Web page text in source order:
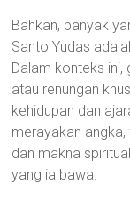
Bahkan, banyak
Santo Yudas
Dalam konteks
atau renungan
kehidupan dan
merayakan
dan makna
yang ia bawa.